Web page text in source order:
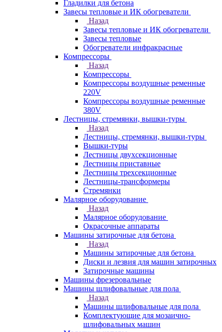
Гладилки для бетона
Завесы тепловые и ИК обогреватели
Назад
Завесы тепловые и ИК обогреватели
Завесы тепловые
Обогреватели инфракрасные
Компрессоры
Назад
Компрессоры
Компрессоры воздушные ременные
220V
Компрессоры воздушные ременные
380V
Лестницы, стремянки, вышки-туры
Назад
Лестницы, стремянки, вышки-туры
Вышки-туры
Лестницы двухсекционные
Лестницы приставные
Лестницы трехсекционные
Лестницы-трансформеры
Стремянки
Малярное оборудование
Назад
Малярное оборудование
Окрасочные аппараты
Машины затирочные для бетона
Назад
Машины затирочные для бетона
Диски и лезвия для машин затирочных
Затирочные машины
Машины фрезеровальные
Машины шлифовальные для пола
Назад
Машины шлифовальные для пола
Комплектующие для мозаично-
шлифовальных машин